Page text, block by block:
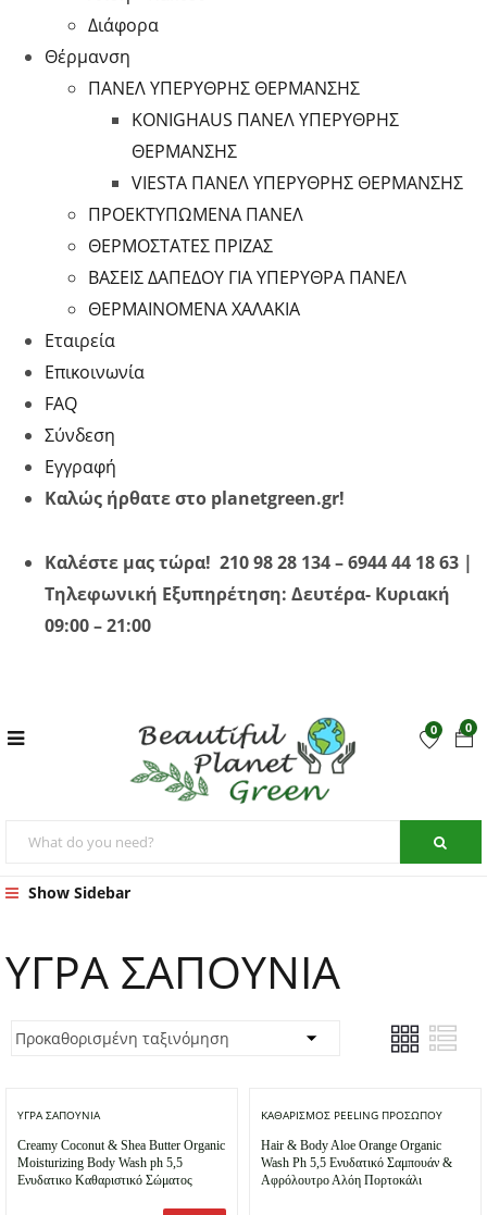
Διάφορα
Θέρμανση
ΠΑΝΕΛ ΥΠΕΡΥΘΡΗΣ ΘΕΡΜΑΝΣΗΣ
KONIGHAUS ΠΑΝΕΛ ΥΠΕΡΥΘΡΗΣ
ΘΕΡΜΑΝΣΗΣ
VIESTA ΠΑΝΕΛ ΥΠΕΡΥΘΡΗΣ ΘΕΡΜΑΝΣΗΣ
ΠΡΟΕΚΤΥΠΩΜΕΝΑ ΠΑΝΕΛ
ΘΕΡΜΟΣΤΑΤΕΣ ΠΡΙΖΑΣ
ΒΑΣΕΙΣ ΔΑΠΕΔΟΥ ΓΙΑ ΥΠΕΡΥΘΡA ΠΑΝΕΛ
ΘΕΡΜΑΙΝΟΜΕΝΑ ΧΑΛΑΚΙΑ
Εταιρεία
Επικοινωνία
FAQ
Σύνδεση
Εγγραφή
Καλώς ήρθατε στο planetgreen.gr!
Καλέστε μας τώρα! 210 98 28 134 – 6944 44 18 63 |
Τηλεφωνική Εξυπηρέτηση: Δευτέρα- Κυριακή
09:00 – 21:00
0
0
Show Sidebar
ΥΓΡΑ ΣΑΠΟΥΝΙΑ
ΥΓΡΑ ΣΑΠΟΥΝΙΑ
Creamy Coconut & Shea Butter Organic
Moisturizing Body Wash ph 5,5
Ενυδατικο Καθαριστικό Σώματος
ΚΑΘΑΡΙΣΜΟΣ PEELING ΠΡΟΣΩΠΟΥ
Hair & Body Aloe Orange Organic
Wash Ph 5,5 Ενυδατικό Σαμπουάν &
Αφρόλουτρο Αλόη Πορτοκάλι